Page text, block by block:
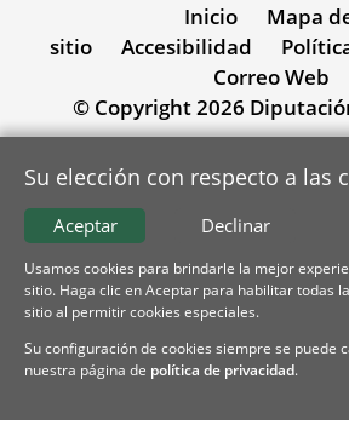
Inicio
Mapa
sitio
Accesibilidad
Correo Web
© Copyright 2026
Su elección con respecto a las
Declinar
Aceptar
Usamos cookies para brindarle la mejor
sitio. Haga clic en Aceptar para habilitar todas
sitio al permitir cookies especiales.
Su configuración de cookies siempre se puede
nuestra página de política de privacidad.